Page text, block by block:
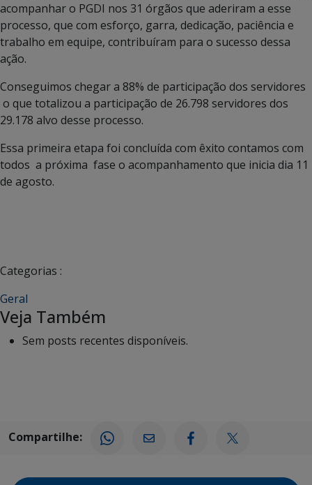
acompanhar o PGDI nos 31 órgãos que aderiram a esse
processo, que com esforço, garra, dedicação, paciência e
trabalho em equipe, contribuíram para o sucesso dessa
ação.
Conseguimos chegar a 88% de participação dos servidores
o que totalizou a participação de 26.798 servidores dos
29.178 alvo desse processo.
Essa primeira etapa foi concluída com êxito contamos com
todos a próxima fase o acompanhamento que inicia dia 11
de agosto.
Categorias :
Geral
Veja Também
Sem posts recentes disponíveis.
Compartilhe: